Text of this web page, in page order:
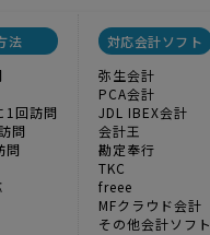
法
1回訪問
問
問
対応会計ソフト
弥生会計
PCA会計
JDL IBEX会計
会計王
勘定奉行
TKC
freee
MFクラウド会計
その他会計ソフト